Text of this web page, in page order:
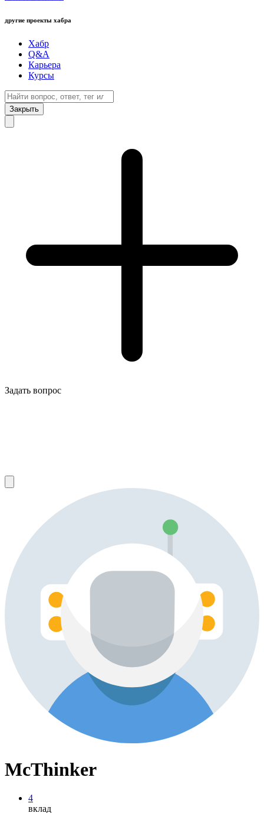
другие проекты хабра
Хабр
Q&A
Карьера
Курсы
Закрыть
Задать вопрос
McThinker
4
вклад